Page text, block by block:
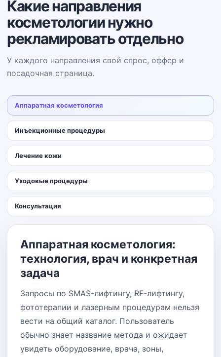
Какие направления
косметологии нужно
рекламировать отдельно
У каждого направления свой спрос, оффер и
посадочная страница.
Аппаратная косметология
Инъекционные процедуры
Лечение кожи
Уходовые процедуры
Консультация
Аппаратная косметология:
технология, врач и конкретная
задача
Запросы по SMAS-лифтингу, RF-лифтингу,
фототерапии и лазерным процедурам нельзя
вести на общий каталог. Пользователь
обычно знает название метода и ожидает
увидеть оборудование, врача, зоны,